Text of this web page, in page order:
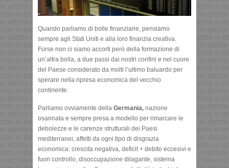
Quando parliamo di bolle finanziarie, pensiamo
sempre agli Stati Uniti e alla loro finanzia creativa.
Forse non ci siamo accorti però della formazione di
un’altra bolla, a due passi dai nostri confini e nel cuore
del Paese considerato da molti l’ultimo baluardo per
sperare nella ripresa economica del vecchio
continente.
Parliamo ovviamente della Germania, nazione
osannata e sempre presa a modello per rimarcare le
debolezze e le carenze strutturali dei Paesi
mediterranei, affetti da ogni tipo di disgrazia
economica: crescita negativa, deficit + debito eccesivi e
fuori controllo, disoccupazione dilagante, sistema